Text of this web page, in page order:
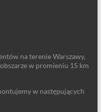
na terenie Warszawy,
w promieniu 15 km
w następujących